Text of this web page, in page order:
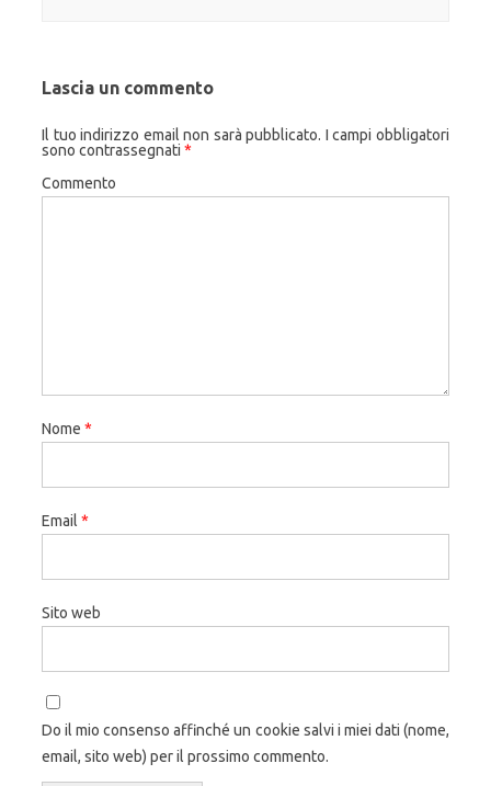
Lascia un commento
Il tuo indirizzo email non sarà pubblicato. I campi obbligatori
sono contrassegnati *
Commento
Nome *
Email *
Sito web
Do il mio consenso affinché un cookie salvi i miei dati (nome,
email, sito web) per il prossimo commento.